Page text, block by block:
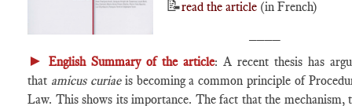
📝read the article (in French)
► English Summary of the article: A recent thesis has
that amicus curiae is becoming a common principle of
Law. This shows its importance. The fact that the mechanism,